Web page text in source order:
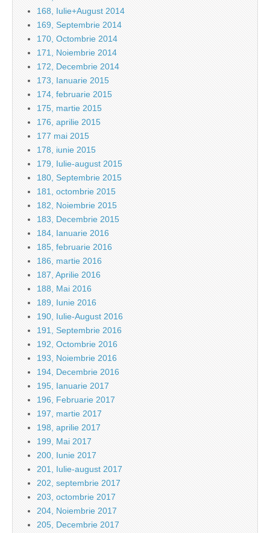
168, Iulie+August 2014
169, Septembrie 2014
170, Octombrie 2014
171, Noiembrie 2014
172, Decembrie 2014
173, Ianuarie 2015
174, februarie 2015
175, martie 2015
176, aprilie 2015
177 mai 2015
178, iunie 2015
179, Iulie-august 2015
180, Septembrie 2015
181, octombrie 2015
182, Noiembrie 2015
183, Decembrie 2015
184, Ianuarie 2016
185, februarie 2016
186, martie 2016
187, Aprilie 2016
188, Mai 2016
189, Iunie 2016
190, Iulie-August 2016
191, Septembrie 2016
192, Octombrie 2016
193, Noiembrie 2016
194, Decembrie 2016
195, Ianuarie 2017
196, Februarie 2017
197, martie 2017
198, aprilie 2017
199, Mai 2017
200, Iunie 2017
201, Iulie-august 2017
202, septembrie 2017
203, octombrie 2017
204, Noiembrie 2017
205, Decembrie 2017